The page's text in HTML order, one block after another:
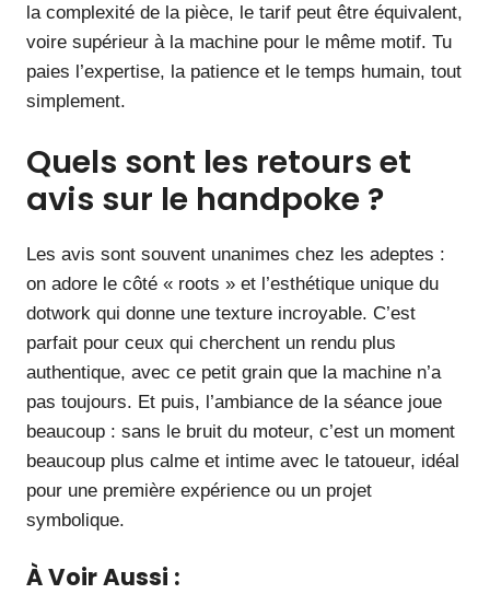
la complexité de la pièce, le tarif peut être équivalent,
voire supérieur à la machine pour le même motif. Tu
paies l’expertise, la patience et le temps humain, tout
simplement.
Quels sont les retours et
avis sur le handpoke ?
Les avis sont souvent unanimes chez les adeptes :
on adore le côté « roots » et l’esthétique unique du
dotwork qui donne une texture incroyable. C’est
parfait pour ceux qui cherchent un rendu plus
authentique, avec ce petit grain que la machine n’a
pas toujours. Et puis, l’ambiance de la séance joue
beaucoup : sans le bruit du moteur, c’est un moment
beaucoup plus calme et intime avec le tatoueur, idéal
pour une première expérience ou un projet
symbolique.
À Voir Aussi :